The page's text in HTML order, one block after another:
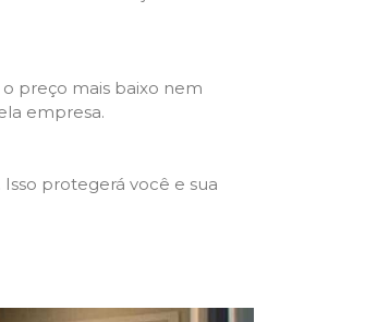
preço mais baixo nem
empresa.
protegerá você e sua